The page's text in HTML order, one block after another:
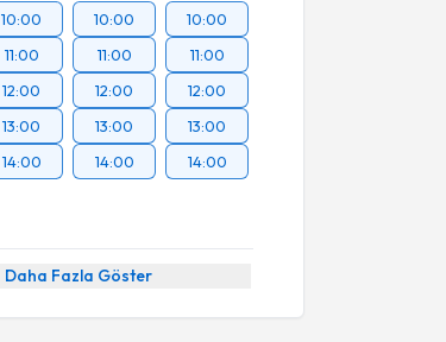
10:00
11:00
12:00
13:00
14:00
10:00
11:00
12:00
13:00
14:00
10:00
11:00
12:00
13:00
14:00
Daha Fazla Göster